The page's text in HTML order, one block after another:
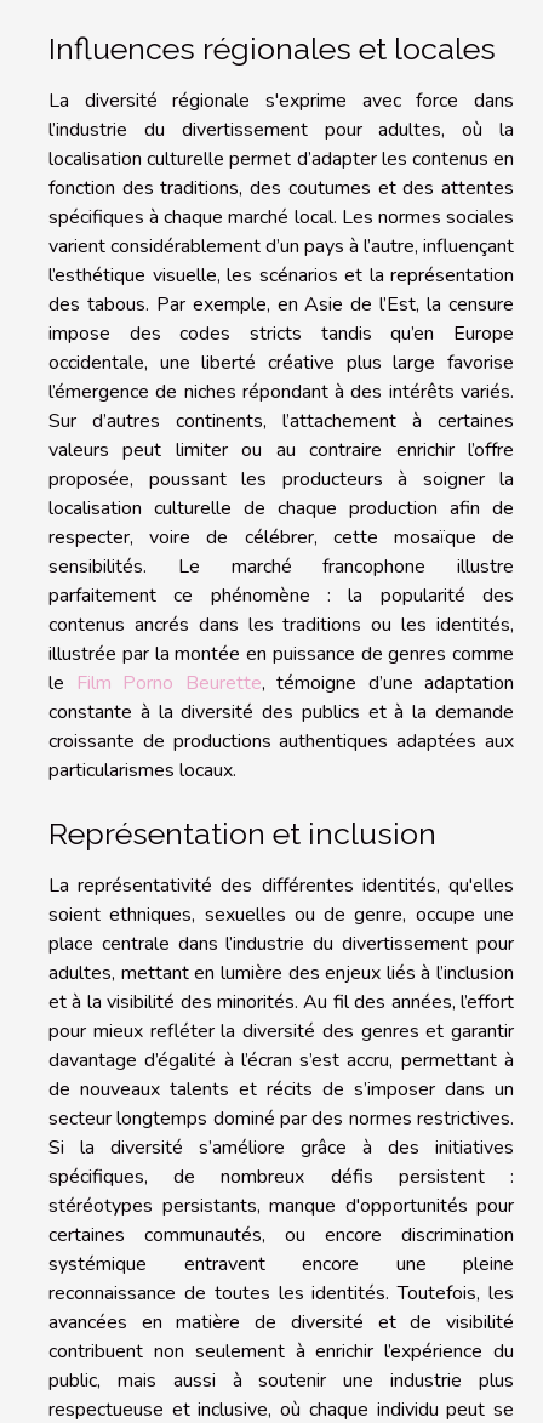
Influences régionales et locales
La diversité régionale s'exprime avec force dans
l’industrie du divertissement pour adultes, où la
localisation culturelle permet d’adapter les contenus en
fonction des traditions, des coutumes et des attentes
spécifiques à chaque marché local. Les normes sociales
varient considérablement d’un pays à l’autre, influençant
l’esthétique visuelle, les scénarios et la représentation
des tabous. Par exemple, en Asie de l’Est, la censure
impose des codes stricts tandis qu’en Europe
occidentale, une liberté créative plus large favorise
l’émergence de niches répondant à des intérêts variés.
Sur d’autres continents, l’attachement à certaines
valeurs peut limiter ou au contraire enrichir l’offre
proposée, poussant les producteurs à soigner la
localisation culturelle de chaque production afin de
respecter, voire de célébrer, cette mosaïque de
sensibilités. Le marché francophone illustre
parfaitement ce phénomène : la popularité des
contenus ancrés dans les traditions ou les identités,
illustrée par la montée en puissance de genres comme
le Film Porno Beurette, témoigne d’une adaptation
constante à la diversité des publics et à la demande
croissante de productions authentiques adaptées aux
particularismes locaux.
Représentation et inclusion
La représentativité des différentes identités, qu'elles
soient ethniques, sexuelles ou de genre, occupe une
place centrale dans l’industrie du divertissement pour
adultes, mettant en lumière des enjeux liés à l’inclusion
et à la visibilité des minorités. Au fil des années, l’effort
pour mieux refléter la diversité des genres et garantir
davantage d’égalité à l’écran s’est accru, permettant à
de nouveaux talents et récits de s’imposer dans un
secteur longtemps dominé par des normes restrictives.
Si la diversité s’améliore grâce à des initiatives
spécifiques, de nombreux défis persistent :
stéréotypes persistants, manque d'opportunités pour
certaines communautés, ou encore discrimination
systémique entravent encore une pleine
reconnaissance de toutes les identités. Toutefois, les
avancées en matière de diversité et de visibilité
contribuent non seulement à enrichir l’expérience du
public, mais aussi à soutenir une industrie plus
respectueuse et inclusive, où chaque individu peut se